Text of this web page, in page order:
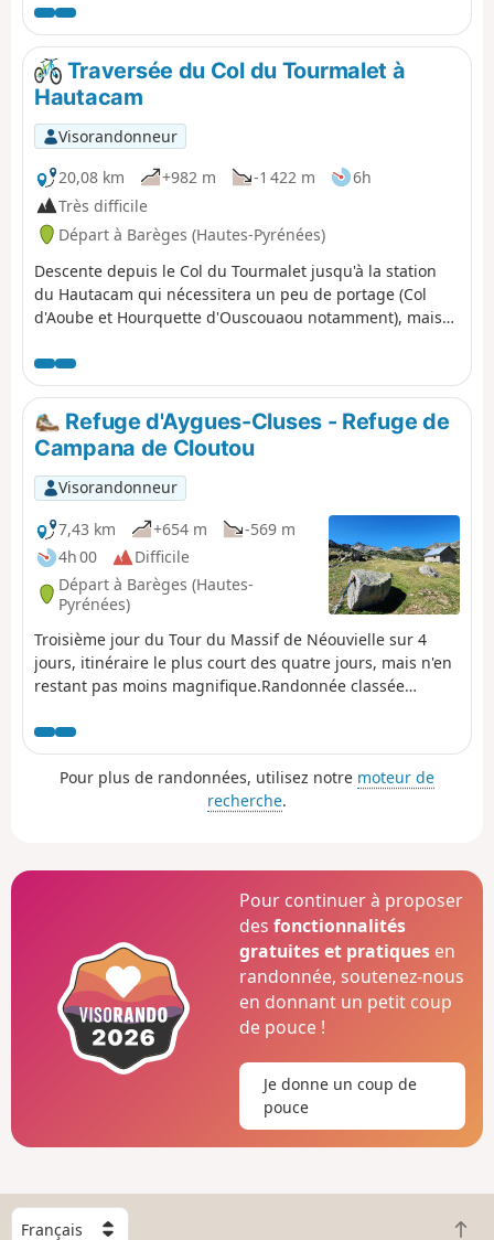
Col de Bastanet et de magnifiques lacs tout au long du
sentier. Au Refuge de Campana de Cloutou, possibilité
de s'asseoir à une table pour consommer son pique-
nique et refaire le plein de sa gourde. Ensuite le sentier
descend en passant près de jolis lacs jusqu'au village
d'Artigues.
Traversée du Col du Tourmalet à
Hautacam
Visorandonneur
20,08 km
+982 m -1 422 m
6h
Très difficile
Départ à Barèges (Hautes-Pyrénées)
Descente depuis le Col du Tourmalet jusqu'à la station
du Hautacam qui nécessitera un peu de portage (Col
d'Aoube et Hourquette d'Ouscouaou notamment), mais
nombreux lacs qu'elle rencontre.Je l'ai classé en VTT mais
c'est bien évidement faisable en randonnée à pieds.
Refuge d'Aygues-Cluses - Refuge de
Campana de Cloutou
Visorandonneur
7,43 km
+654 m
-569 m
4h 00
Difficile
Départ à Barèges (Hautes-
Pyrénées)
Troisième jour du Tour du Massif de Néouvielle sur 4
jours, itinéraire le plus court des quatre jours, mais n'en
restant pas moins magnifique.Randonnée classée
(crête coté T5). Voir les variantes, si évitement du pic, ou
son ascension dans l'autre sens (moins compliquée).
Pour plus de randonnées, utilisez notre moteur de
recherche.
Pour continuer à proposer
desfonctionnalités
gratuites et pratiques en
randonnée, soutenez-nous
en donnant un petit coup
de pouce !
Je donne un coup de
pouce
C